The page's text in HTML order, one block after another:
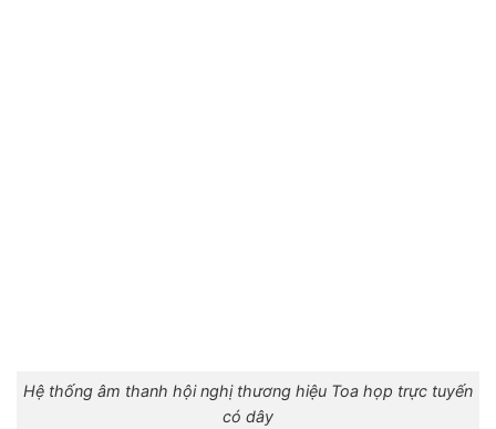
Hệ thống âm thanh hội nghị thương hiệu Toa họp trực tuyến
có dây